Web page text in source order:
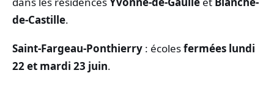
de-Castille.
Saint-Fargeau-Ponthierry : écolesfermées lundi
22 et mardi 23 juin.